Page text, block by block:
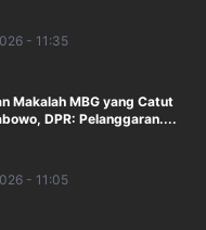
- 11:35
Makalah MBG yang Catut
DPR: Pelanggaran....
- 11:05